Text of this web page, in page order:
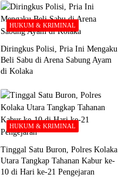
HUKUM & KRIMINAL
Diringkus Polisi, Pria Ini Mengaku
Beli Sabu di Arena Sabung Ayam
di Kolaka
HUKUM & KRIMINAL
Tinggal Satu Buron, Polres Kolaka
Utara Tangkap Tahanan Kabur ke-
10 di Hari ke-21 Pengejaran